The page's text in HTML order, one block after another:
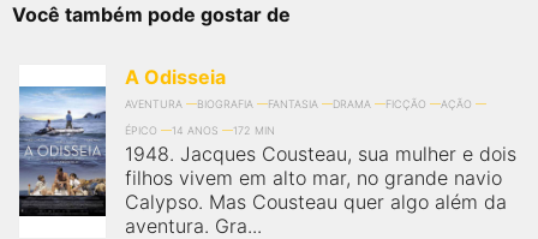
Você também pode gostar de
A Odisseia
AVENTURA BIOGRAFIA FANTASIA DRAMA FICÇÃO
AÇÃO
ÉPICO
14 ANOS 172 MIN
1948. Jacques Cousteau, sua mulher e dois
filhos vivem em alto mar, no grande navio
Calypso. Mas Cousteau quer algo além da
aventura. Gra...